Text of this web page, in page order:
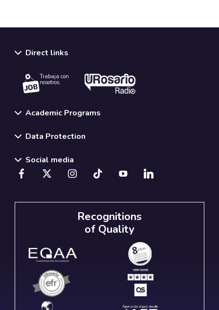
Direct links
Trabaja con
nosotros.
Academic Programs
Data Protection
Social media
Recognitions
of Quality